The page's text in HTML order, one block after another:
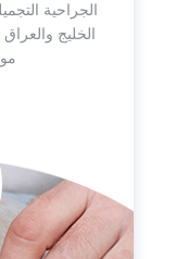
الجراحية
الخليج